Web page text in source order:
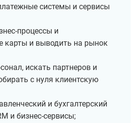
системы и сервисы
процессы и
карты и выводить на рынок
искать партнеров и
с нуля клиентскую
и бухгалтерский
и бизнес-сервисы;